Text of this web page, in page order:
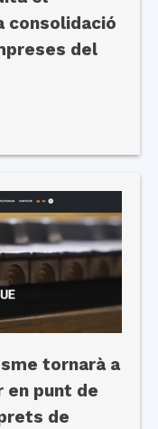
consolidació
del
tornarà a
en punt de
de